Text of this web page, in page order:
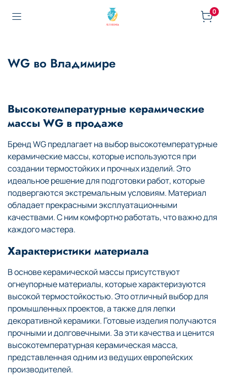
0
WG во Владимире
Высокотемпературные керамические
массы WG в продаже
Бренд WG предлагает на выбор высокотемпературные
керамические массы, которые используются при
создании термостойких и прочных изделий. Это
идеальное решение для подготовки работ, которые
подвергаются экстремальным условиям. Материал
обладает прекрасными эксплуатационными
качествами. С ним комфортно работать, что важно для
каждого мастера.
Характеристики материала
В основе керамической массы присутствуют
огнеупорные материалы, которые характеризуются
высокой термостойкостью. Это отличный выбор для
промышленных проектов, а также для лепки
декоративной керамики. Готовые изделия получаются
прочными и долговечными. За эти качества и ценится
высокотемпературная керамическая масса,
представленная одним из ведущих европейских
производителей.